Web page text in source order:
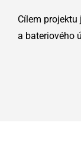
Cílem projektu
a bateriového